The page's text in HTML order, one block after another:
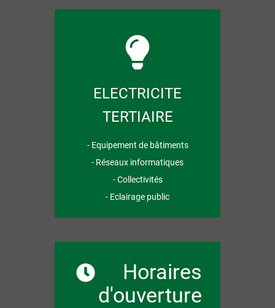
ELECTRICITE
TERTIAIRE
- Equipement de bâtiments
- Réseaux informatiques
- Collectivités
- Eclairage public
Horaires
d'ouverture